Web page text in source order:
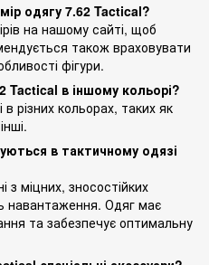
одягу 7.62 Tactical?
на нашому сайті, щоб
також враховувати
фігури.
Tactical в іншому кольорі?
різних кольорах, таких як
в тактичному одязі
з міцних, зносостійких
навантаження. Одяг має
та забезпечує оптимальну